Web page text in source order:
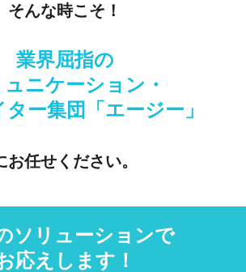
そんな時こそ！
業界屈指の
ュニケーション・
ー集団「エージー」
お任せください。
ソリューションで
応えします！